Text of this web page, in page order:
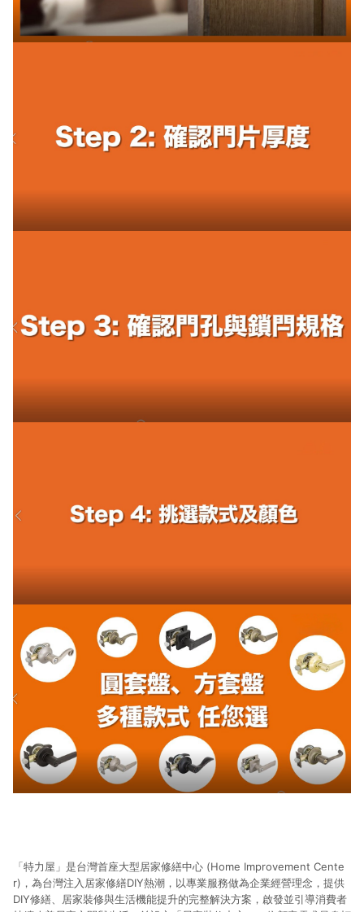
「特力屋」是台灣首座大型居家修繕中心 (Home Improvement Cente
r)，為台灣注入居家修繕DIY熱潮，以專業服務做為企業經營理念，提供
DIY修繕、居家裝修與生活機能提升的完整解決方案，啟發並引導消費者